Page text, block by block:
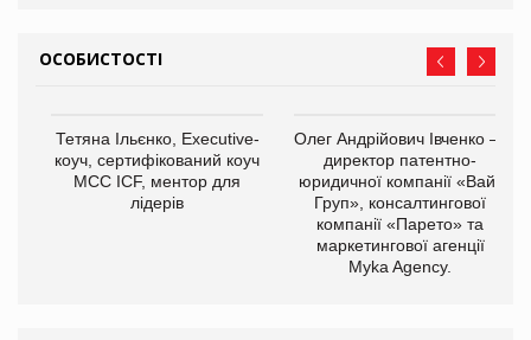
ОСОБИСТОСТІ
Тетяна Ільєнко, Executive-
коуч, сертифікований коуч
МСС ICF, ментор для
лідерів
Олег Андрійович Івченко —
директор патентно-
юридичної компанії «Вайз
Груп», консалтингової
компанії «Парето» та
маркетингової агенції
Myka Agency.